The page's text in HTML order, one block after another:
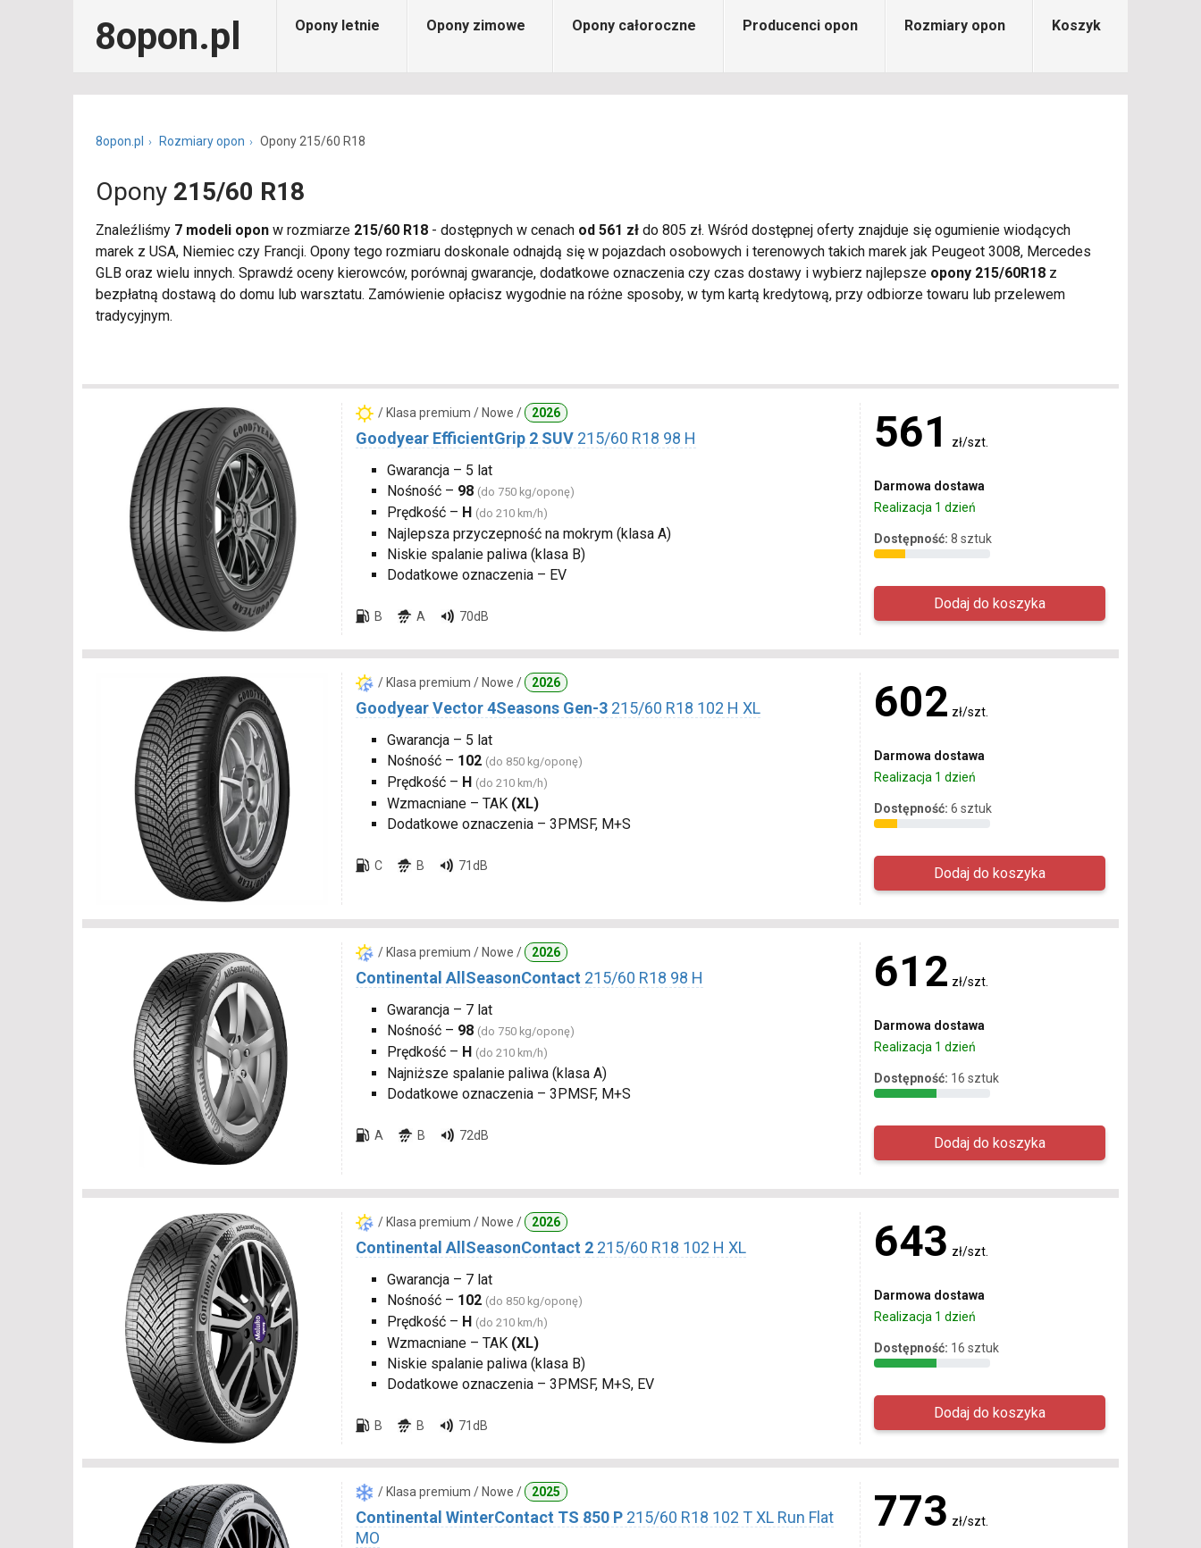
8opon.pl Opony letnie Opony zimowe Opony całoroczne Producenci opon Rozmiary opon Koszyk
8opon.pl Rozmiary opon Opony 215/60 R18
Opony 215/60 R18
Znaleźliśmy 7 modeli opon w rozmiarze 215/60 R18 - dostępnych w cenach od 561 zł do 805 zł. Wśród dostępnej oferty znajduje się ogumienie wiodących
marek z USA, Niemiec czy Francji. Opony tego rozmiaru doskonale odnajdą się w pojazdach osobowych i terenowych takich marek jak Peugeot 3008, Mercedes
GLB oraz wielu innych. Sprawdź oceny kierowców, porównaj gwarancje, dodatkowe oznaczenia czy czas dostawy i wybierz najlepsze opony 215/60R18 z
bezpłatną dostawą do domu lub warsztatu. Zamówienie opłacisz wygodnie na różne sposoby, w tym kartą kredytową, przy odbiorze towaru lub przelewem
tradycyjnym.
/ Klasa premium / Nowe / 2026
Goodyear EfficientGrip 2 SUV 215/60 R18 98 H
Gwarancja – 5 lat
Nośność – 98 (do 750 kg/oponę)
Prędkość – H (do 210 km/h)
Najlepsza przyczepność na mokrym (klasa A)
Niskie spalanie paliwa (klasa B)
Dodatkowe oznaczenia – EV
B A 70dB
561 zł/szt.
Darmowa dostawa
Realizacja 1 dzień
Dostępność: 8 sztuk
/ Klasa premium / Nowe / 2026
Goodyear Vector 4Seasons Gen-3 215/60 R18 102 H XL
Gwarancja – 5 lat
Nośność – 102 (do 850 kg/oponę)
Prędkość – H (do 210 km/h)
Wzmacniane – TAK (XL)
Dodatkowe oznaczenia – 3PMSF, M+S
C B 71dB
602 zł/szt.
Darmowa dostawa
Realizacja 1 dzień
Dostępność: 6 sztuk
/ Klasa premium / Nowe / 2026
Continental AllSeasonContact 215/60 R18 98 H
Gwarancja – 7 lat
Nośność – 98 (do 750 kg/oponę)
Prędkość – H (do 210 km/h)
Najniższe spalanie paliwa (klasa A)
Dodatkowe oznaczenia – 3PMSF, M+S
A B 72dB
612 zł/szt.
Darmowa dostawa
Realizacja 1 dzień
Dostępność: 16 sztuk
/ Klasa premium / Nowe / 2026
Continental AllSeasonContact 2 215/60 R18 102 H XL
Gwarancja – 7 lat
Nośność – 102 (do 850 kg/oponę)
Prędkość – H (do 210 km/h)
Wzmacniane – TAK (XL)
Niskie spalanie paliwa (klasa B)
Dodatkowe oznaczenia – 3PMSF, M+S, EV
B B 71dB
643 zł/szt.
Darmowa dostawa
Realizacja 1 dzień
Dostępność: 16 sztuk
/ Klasa premium / Nowe / 2025
Continental WinterContact TS 850 P 215/60 R18 102 T XL Run Flat
MO
773 zł/szt.